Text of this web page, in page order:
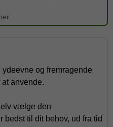
ydeevne og fremragende
anvende.
vælge den
bedst til dit behov, ud fra tid